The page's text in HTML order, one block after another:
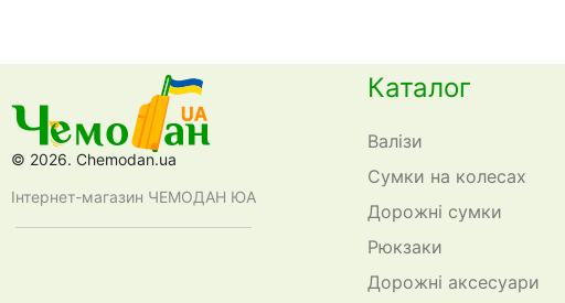
© 2026. Chemodan.ua
Інтернет-магазин ЧЕМОДАН ЮА
Каталог
Валізи
Сумки на колесах
Дорожні сумки
Рюкзаки
Дорожні аксесуари